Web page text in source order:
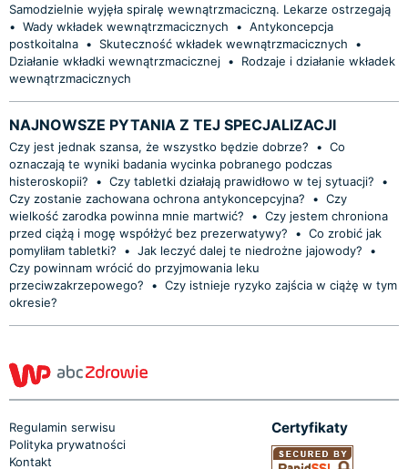
Samodzielnie wyjęła spiralę wewnątrzmaciczną. Lekarze ostrzegają
• Wady wkładek wewnątrzmacicznych • Antykoncepcja
postkoitalna • Skuteczność wkładek wewnątrzmacicznych
•
Działanie wkładki wewnątrzmacicznej •
Rodzaje i działanie wkładek
wewnątrzmacicznych
NAJNOWSZE PYTANIA Z TEJ SPECJALIZACJI
Czy jest jednak szansa, że wszystko będzie dobrze? • Co
oznaczają te wyniki badania wycinka pobranego podczas
histeroskopii?
• Czy tabletki działają prawidłowo w tej sytuacji?
•
Czy zostanie zachowana ochrona antykoncepcyjna?
• Czy
wielkość zarodka powinna mnie martwić?
• Czy jestem chroniona
przed ciążą i mogę współżyć bez prezerwatywy?
• Co zrobić jak
pomyliłam tabletki?
• Jak leczyć dalej te niedrożne jajowody?
•
Czy powinnam wrócić do przyjmowania leku
przeciwzakrzepowego?
• Czy istnieje ryzyko zajścia w ciążę w tym
okresie?
Regulamin serwisu
Polityka prywatności
Kontakt
Certyfikaty